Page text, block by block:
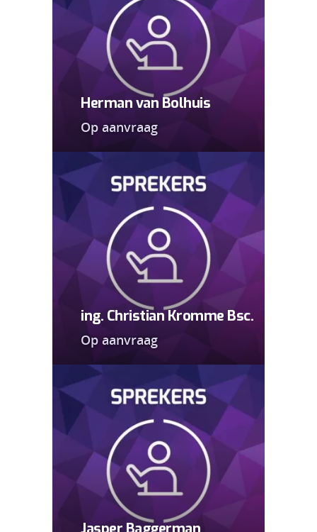
Herman van Bolhuis
Op aanvraag
ing. Christian Kromme Bsc.
Op aanvraag